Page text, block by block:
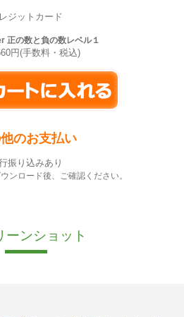
ジットカード
正の数と負の数レベル１
円(手数料・税込)
のお支払い
振り込みあり
ンロード後、ご確認ください。
ーンショット